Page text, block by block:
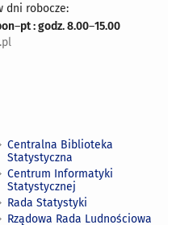
dni robocze:
–pt : godz. 8.00–15.00
Centralna Biblioteka
Statystyczna
Centrum Informatyki
Statystycznej
Rada Statystyki
Rządowa Rada Ludnościowa